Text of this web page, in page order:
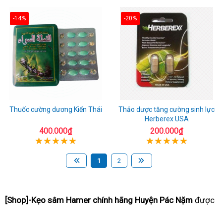
-14%
Thuốc cường dương Kiến Thái
400.000₫
-20%
Thảo dược tăng cường sinh lực
Herberex USA
200.000₫
1 2
[Shop]-Kẹo sâm Hamer chính hãng Huyện Pác Nặm được